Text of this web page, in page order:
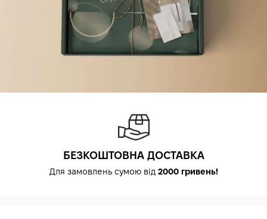
БЕЗКОШТОВНА ДОСТАВКА
Для замовлень сумою від 2000 гривень!